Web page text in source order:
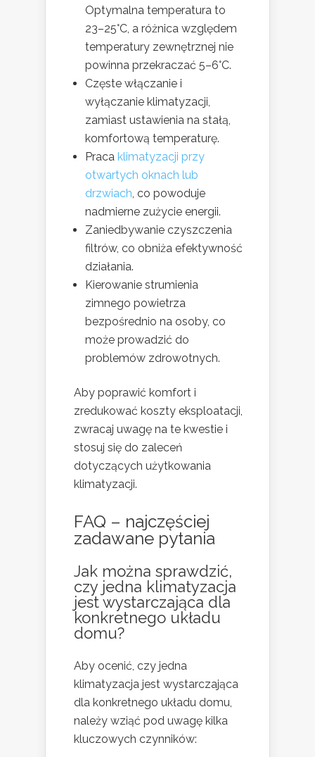
Optymalna temperatura to
23–25°C, a różnica względem
temperatury zewnętrznej nie
powinna przekraczać 5–6°C.
Częste włączanie i
wyłączanie klimatyzacji,
zamiast ustawienia na stałą,
komfortową temperaturę.
Praca klimatyzacji przy
otwartych oknach lub
drzwiach, co powoduje
nadmierne zużycie energii.
Zaniedbywanie czyszczenia
filtrów, co obniża efektywność
działania.
Kierowanie strumienia
zimnego powietrza
bezpośrednio na osoby, co
może prowadzić do
problemów zdrowotnych.
Aby poprawić komfort i
zredukować koszty eksploatacji,
zwracaj uwagę na te kwestie i
stosuj się do zaleceń
dotyczących użytkowania
klimatyzacji.
FAQ – najczęściej
zadawane pytania
Jak można sprawdzić,
czy jedna klimatyzacja
jest wystarczająca dla
konkretnego układu
domu?
Aby ocenić, czy jedna
klimatyzacja jest wystarczająca
dla konkretnego układu domu,
należy wziąć pod uwagę kilka
kluczowych czynników: